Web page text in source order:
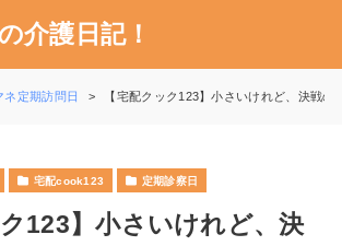
介護日記！
ネ定期訪問日 【宅配クック123】小さいけれど、決戦
宅配cook123 定期診察日
ク123】小さいけれど、決